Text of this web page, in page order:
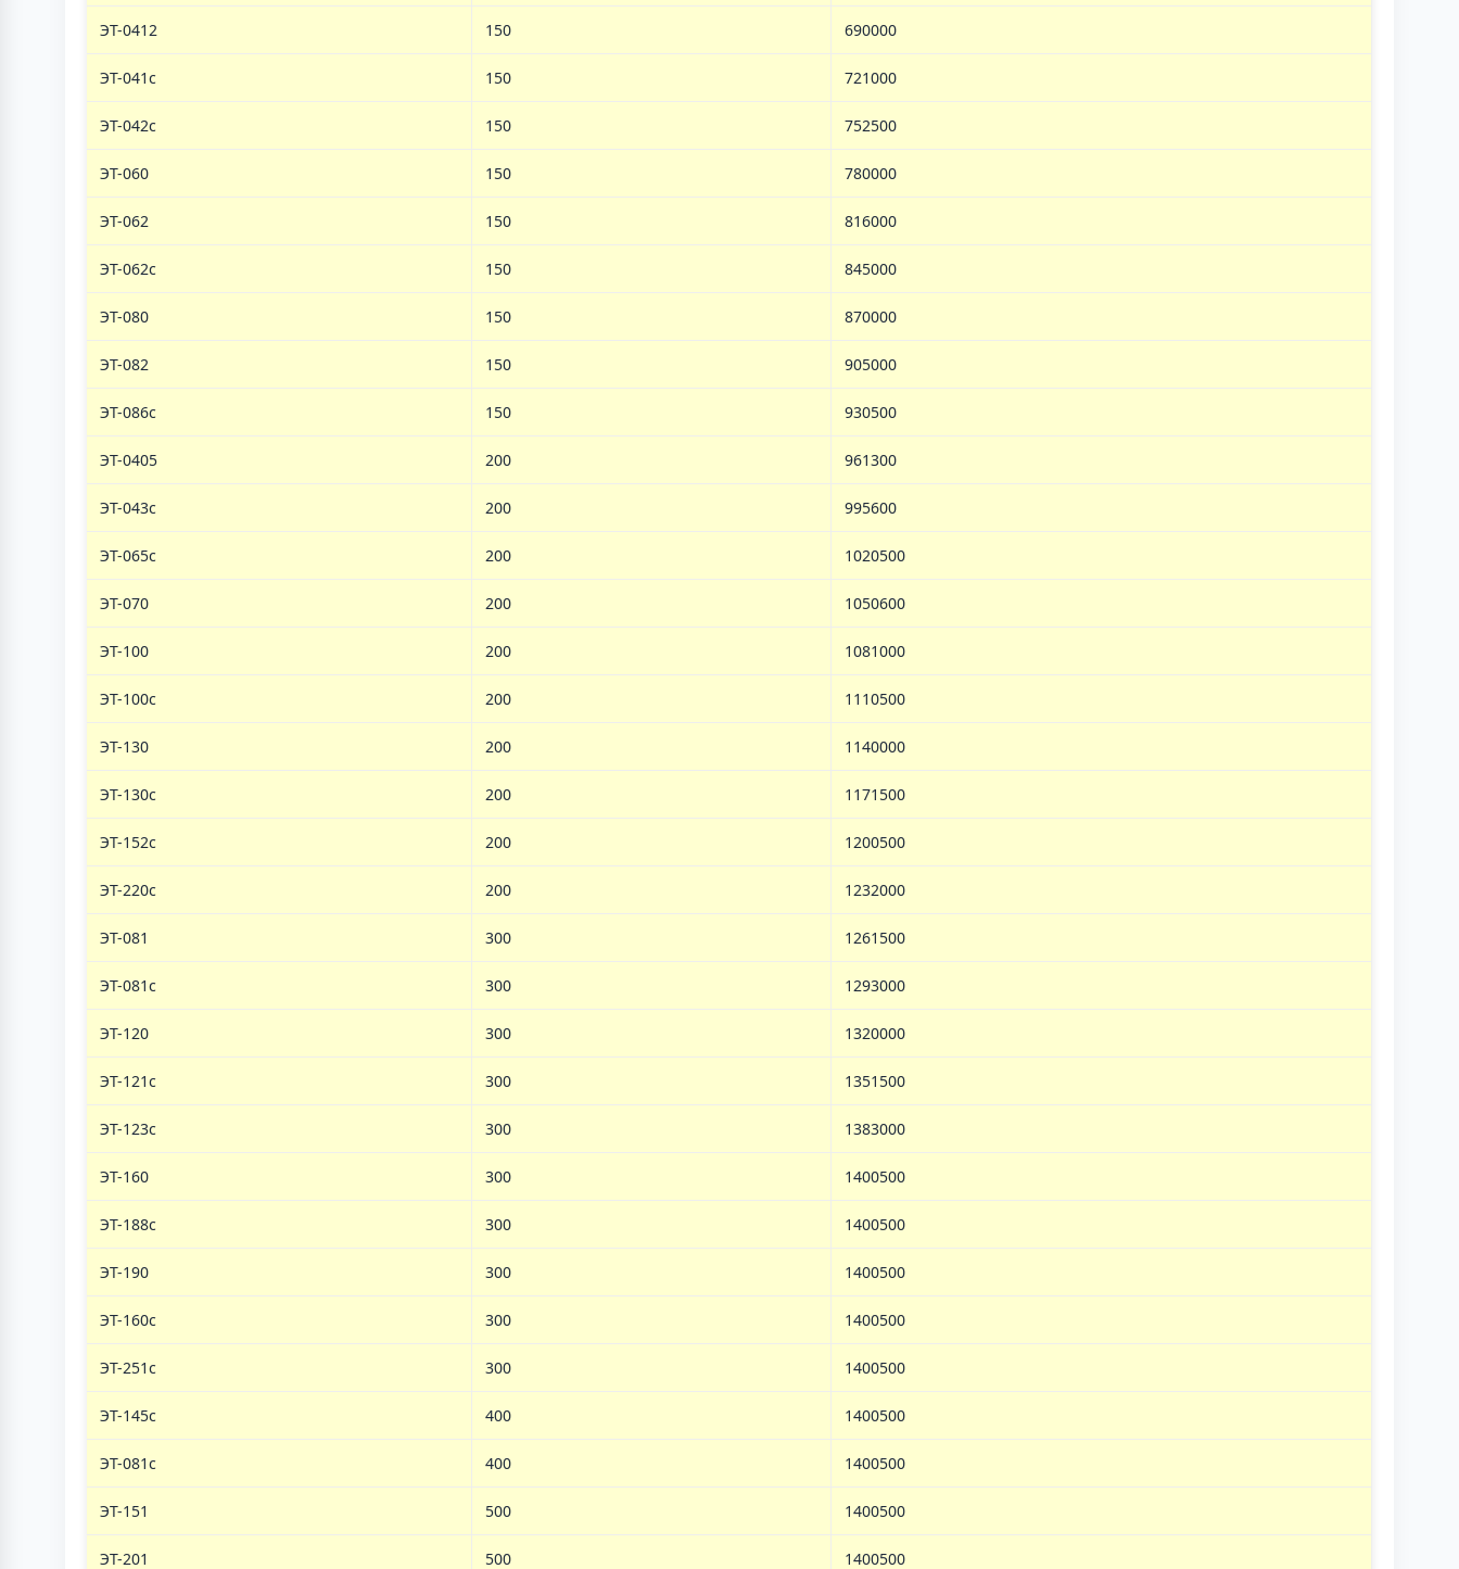
ЭТ-0412 150 690000
ЭТ-041с 150 721000
ЭТ-042с 150 752500
ЭТ-060 150 780000
ЭТ-062 150 816000
ЭТ-062c 150 845000
ЭТ-080 150 870000
ЭТ-082 150 905000
ЭТ-086c 150 930500
ЭТ-0405 200 961300
ЭТ-043с 200 995600
ЭТ-065c 200 1020500
ЭТ-070 200 1050600
ЭТ-100 200 1081000
ЭТ-100с 200 1110500
ЭТ-130 200 1140000
ЭТ-130с 200 1171500
ЭТ-152с 200 1200500
ЭТ-220с 200 1232000
ЭТ-081 300 1261500
ЭТ-081с 300 1293000
ЭT-120 300 1320000
ЭТ-121c 300 1351500
ЭТ-123c 300 1383000
ЭТ-160 300 1400500
ЭТ-188с 300 1400500
ЭТ-190 300 1400500
ЭТ-160c 300 1400500
ЭТ-251с 300 1400500
ЭТ-145с 400 1400500
ЭТ-081с 400 1400500
ЭТ-151 500 1400500
ЭТ-201 500 1400500